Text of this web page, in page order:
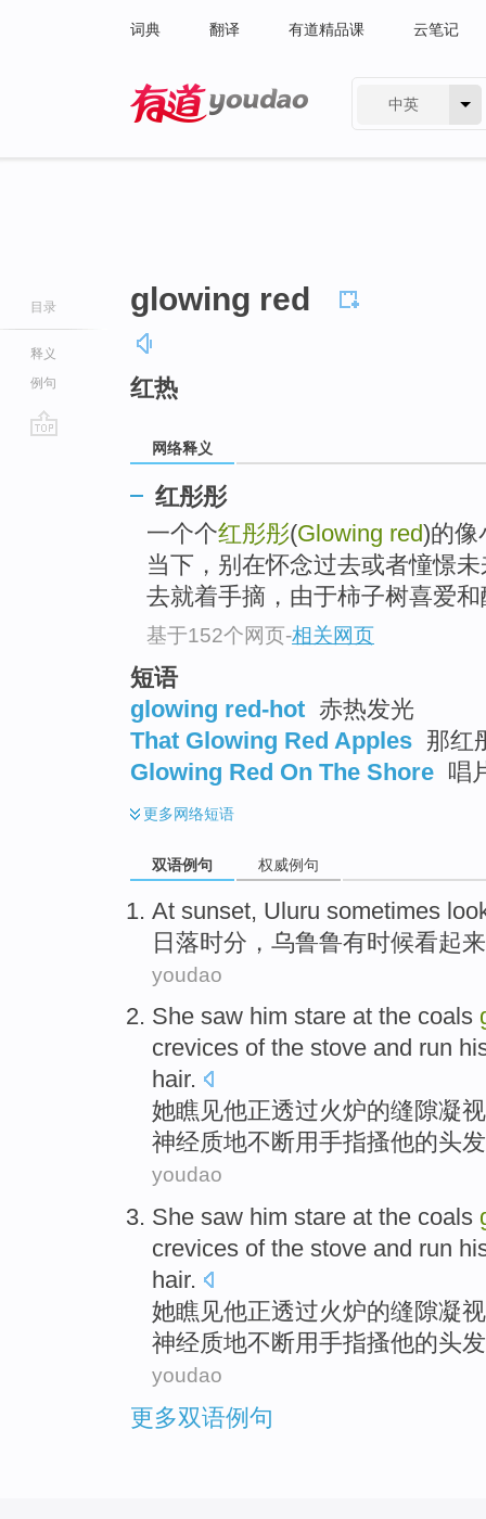
词典 翻译 有道精品课 云笔记
中英
目录
释义
例句
glowing red
红热
网络释义
红彤彤
一个个红彤彤(Glowing red)的像
当下，别在怀念过去或者憧憬
去就着手摘，由于柿子树喜爱
基于152个网页-相关网页
短语
glowing red-hot 赤热发光
That Glowing Red Apples 那红
Glowing Red On The Shore 唱
更多网络短语
双语例句 权威例句
At sunset, Uluru sometimes
日落时分， 乌鲁鲁有时候看起来
youdao
She saw him stare at the coals
crevices of the stove and run
hair.
她瞧见他正透过火炉的缝隙凝视
神经质地不断用手指搔他的头
youdao
She saw him stare at the coals
crevices of the stove and run
hair.
她瞧见他正透过火炉的缝隙凝视
神经质地不断用手指搔他的头
youdao
更多双语例句